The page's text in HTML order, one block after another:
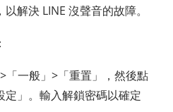
解決 LINE 沒聲音的故障。
「一般」>「重置」，然後點
」。輸入解鎖密碼以確定